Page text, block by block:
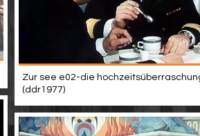
Zur see e02-die
(ddr1977)